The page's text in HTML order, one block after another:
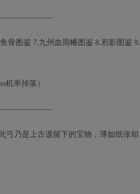
骨图鉴 7.九州血雨幡图鉴 8.邪影图鉴 9.
机率掉落）
弓乃是上古遗留下的宝物，薄如纸张却